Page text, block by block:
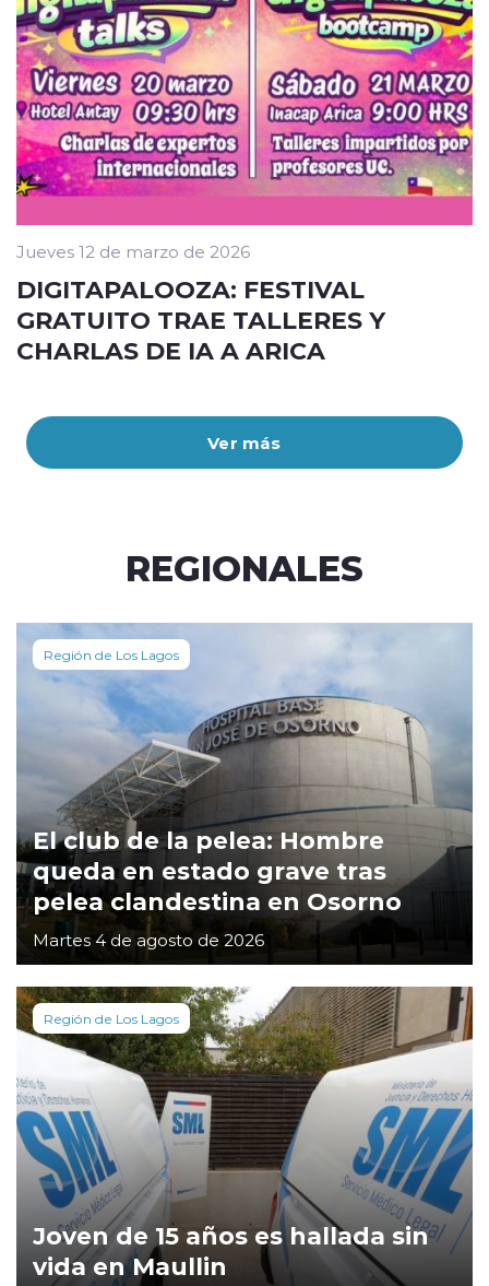
Ver más
Jueves 12 de marzo de 2026
DIGITAPALOOZA: FESTIVAL
GRATUITO TRAE TALLERES Y
CHARLAS DE IA A ARICA
REGIONALES
Región de Los Lagos
El club de la pelea: Hombre
queda en estado grave tras
pelea clandestina en Osorno
Martes 4 de agosto de 2026
Región de Los Lagos
Joven de 15 años es hallada sin
vida en Maullin